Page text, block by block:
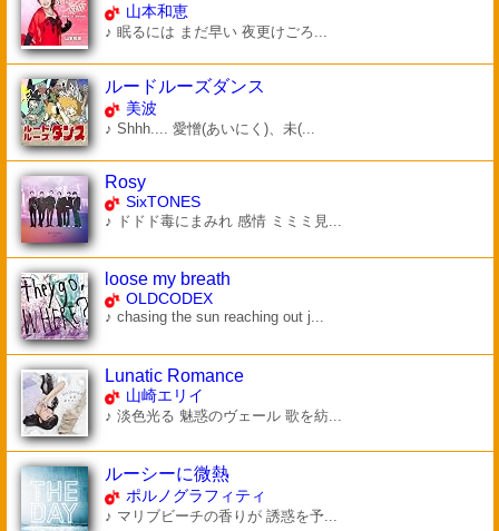
山本和恵
♪ 眠るには まだ早い 夜更けごろ...
ルードルーズダンス
美波
♪ Shhh.... 愛憎(あいにく)、未(...
Rosy
SixTONES
♪ ドドド毒にまみれ 感情 ミミミ見...
loose my breath
OLDCODEX
♪ chasing the sun reaching out j...
Lunatic Romance
山崎エリイ
♪ 淡色光る 魅惑のヴェール 歌を紡...
ルーシーに微熱
ポルノグラフィティ
♪ マリブビーチの香りが 誘惑を予...